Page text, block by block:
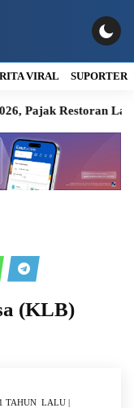
VIRAL SUPORTER
Pajak Restoran
(KLB)
1 TAHUN LALU |